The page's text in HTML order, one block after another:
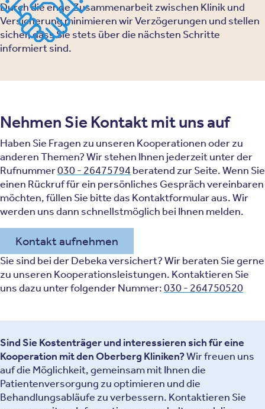
Durch die enge Zusammenarbeit zwischen Klinik und
Versicherung minimieren wir Verzögerungen und stellen
sicher, dass Sie stets über die nächsten Schritte
informiert sind.
Nehmen Sie Kontakt mit uns auf
Haben Sie Fragen zu unseren Kooperationen oder zu
anderen Themen? Wir stehen Ihnen jederzeit unter der
Rufnummer030 - 26475794 beratend zur Seite. Wenn Sie
einen Rückruf für ein persönliches Gespräch vereinbaren
möchten, füllen Sie bitte das Kontaktformular aus. Wir
werden uns dann schnellstmöglich bei Ihnen melden.
Kontakt aufnehmen
Sie sind bei der Debeka versichert? Wir beraten Sie gerne
zu unseren Kooperationsleistungen. Kontaktieren Sie
uns dazu unter folgender Nummer:030 - 264750520
Sind Sie Kostenträger und interessieren sich für eine
Kooperation mit den Oberberg Kliniken?Wir freuen uns
auf die Möglichkeit, gemeinsam mit Ihnen die
Patientenversorgung zu optimieren und die
Behandlungsabläufe zu verbessern. Kontaktieren Sie